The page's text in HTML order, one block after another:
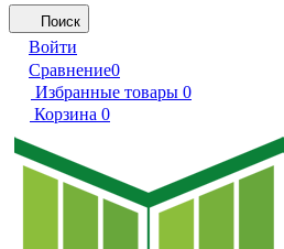
Поиск
Войти
Сравнение0
Избранные товары 0
Корзина 0